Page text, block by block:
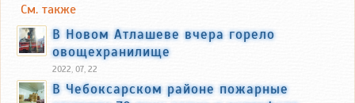
См. также
В Новом Атлашеве вчера горело
овощехранилище
2022, 07, 22
В Чебоксарском районе пожарные